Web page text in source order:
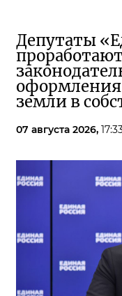
Депутаты
земли в
07 августа 2026,